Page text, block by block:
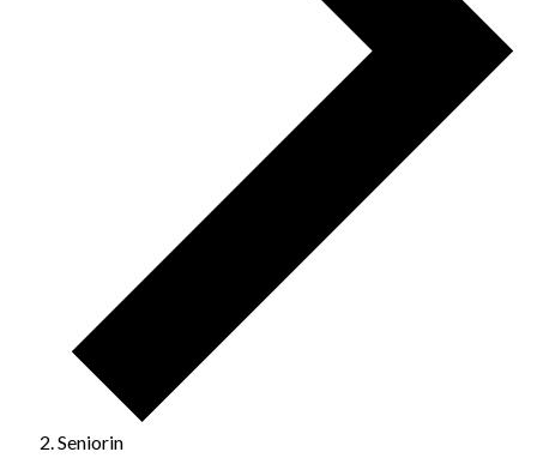
Seniorin